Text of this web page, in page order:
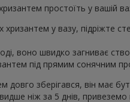
простоїть у вашій
у вазу, підріжте
воно швидко загниває
під прямим сонячним
зберігався, він має
ніж за 5 днів, привеземо